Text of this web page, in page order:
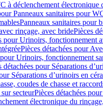
à déclenchement électronique
Panneaux sanitaires pour
Panneaux sanitaires pour
rinçage, avec bridePièces
pour Urinoirs, fonctionnement
Pièces détachées pour
Urinoirs, fonctionnement
détachées pour Séparations
Séparations d’urinoirs en
coudes de chasse et
secteurPièces détachées
électronique du